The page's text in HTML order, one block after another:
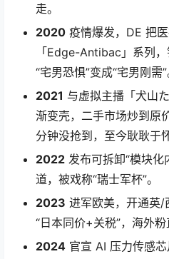
走。
2020 疫情爆发，DE 把
「Edge-Antibac」系列
“宅男恐惧”变成“宅男刚需”
2021 与虚拟主播「犬山
渐变壳，二手市场炒到原
分钟没抢到，至今耿耿于怀
2022 发布可拆卸“模块
道，被戏称“瑞士军杯”。
2023 进军欧美，开通英
“日本同价+关税”，海外粉
2024 官宣 AI 压力传感